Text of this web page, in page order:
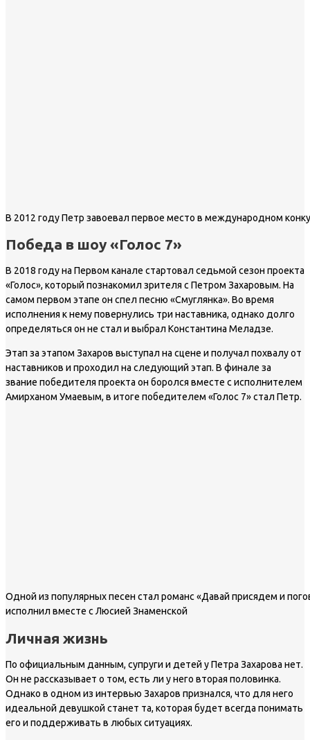
В 2012 году Петр завоевал первое место в международном
Победа в шоу «Голос 7»
В 2018 году на Первом канале стартовал седьмой сезон проекта
«Голос», который познакомил зрителя с Петром Захаровым. На
самом первом этапе он спел песню «Смуглянка». Во время
исполнения к нему повернулись три наставника, однако долго
определяться он не стал и выбрал Константина Меладзе.
Этап за этапом Захаров выступал на сцене и получал похвалу от
наставников и проходил на следующий этап. В финале за
звание победителя проекта он боролся вместе с исполнителем
Амирханом Умаевым, в итоге победителем «Голос 7» стал Петр.
Одной из популярных песен стал романс «Давай присядем и
исполнил вместе с Люсией Знаменской
Личная жизнь
По официальным данным, супруги и детей у Петра Захарова нет.
Он не рассказывает о том, есть ли у него вторая половинка.
Однако в одном из интервью Захаров признался, что для него
идеальной девушкой станет та, которая будет всегда понимать
его и поддерживать в любых ситуациях.